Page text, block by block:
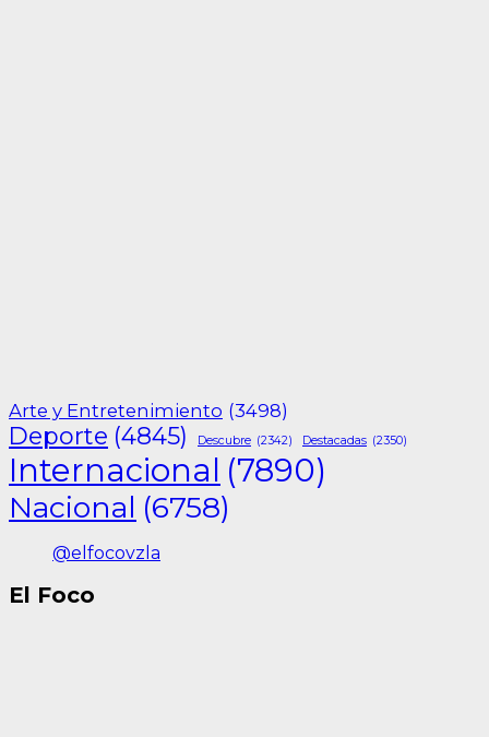
Arte y Entretenimiento (3498)
Deporte (4845) Descubre (2342) Destacadas (2350)
Internacional (7890)
Nacional (6758)
@elfocovzla
El Foco